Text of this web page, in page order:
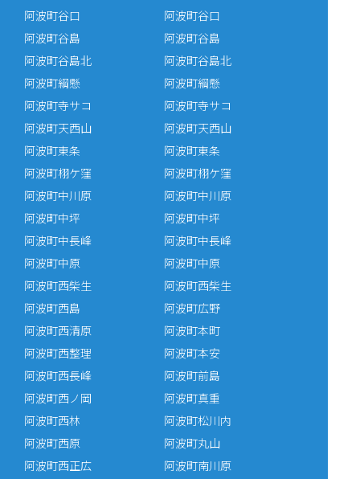
阿波町谷口
阿波町谷島
阿波町谷島北
阿波町綱懸
阿波町寺サコ
阿波町天西山
阿波町東条
阿波町栩ケ窪
阿波町中川原
阿波町中坪
阿波町中長峰
阿波町中原
阿波町西柴生
阿波町谷口
阿波町谷島
阿波町谷島北
阿波町綱懸
阿波町寺サコ
阿波町天西山
阿波町東条
阿波町栩ケ窪
阿波町中川原
阿波町中坪
阿波町中長峰
阿波町中原
阿波町西柴生
阿波町西島
阿波町西清原
阿波町西整理
阿波町西長峰
阿波町西ノ岡
阿波町西林
阿波町西原
阿波町西正広
阿波町広野
阿波町本町
阿波町本安
阿波町前島
阿波町真重
阿波町松川内
阿波町丸山
阿波町南川原